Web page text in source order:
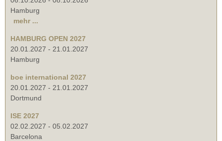
Hamburg
mehr ...
HAMBURG OPEN 2027
20.01.2027 - 21.01.2027
Hamburg
boe international 2027
20.01.2027 - 21.01.2027
Dortmund
ISE 2027
02.02.2027 - 05.02.2027
Barcelona